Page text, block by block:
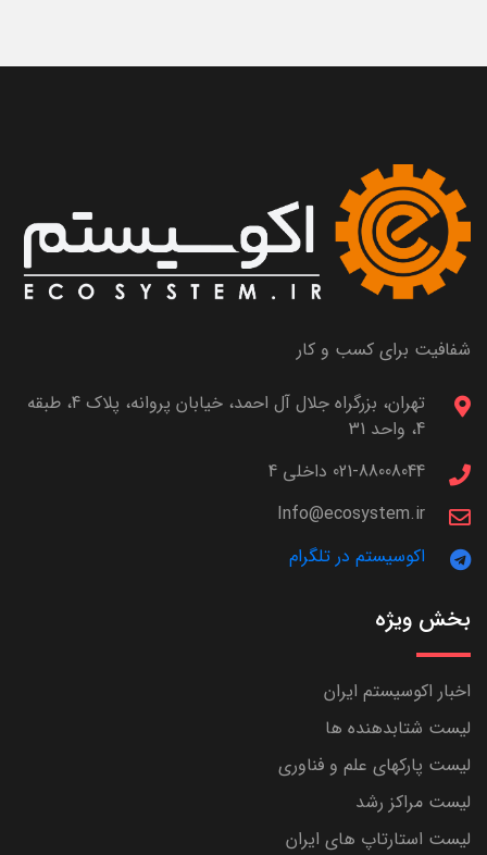
شفافیت برای کسب و کار
تهران، بزرگراه جلال آل احمد، خیابان پروانه، پلاک 4، طبقه
4، واحد 31
021-88008044 داخلی 4
Info@ecosystem.ir
اکوسیستم در تلگرام
بخش ویژه
اخبار اکوسیستم ایران
لیست شتابدهنده ها
لیست پارکهای علم و فناوری
لیست مراکز رشد
لیست استارتاپ های ایران